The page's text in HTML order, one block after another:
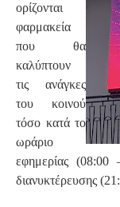
ορίζονται
φαρμακεία
που θα
καλύπτουν
τις ανάγκες
του κοινού
τόσο κατά το
ωράριο
εφημερίας (08:00
διανυκτέρευσης